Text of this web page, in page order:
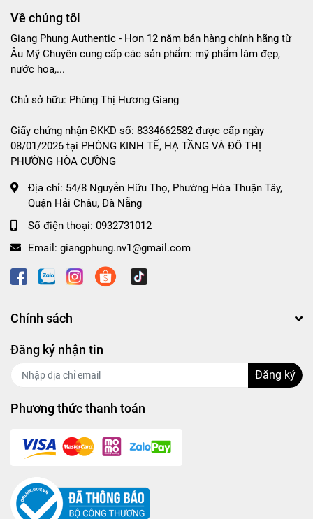
Về chúng tôi
Giang Phung Authentic - Hơn 12 năm bán hàng chính hãng từ
Âu Mỹ Chuyên cung cấp các sản phẩm: mỹ phẩm làm đẹp,
nước hoa,...
Chủ sở hữu: Phùng Thị Hương Giang
Giấy chứng nhận ĐKKD số: 8334662582 được cấp ngày
08/01/2026 tại PHÒNG KINH TẾ, HẠ TẦNG VÀ ĐÔ THỊ
PHƯỜNG HÒA CƯỜNG
Địa chỉ: 54/8 Nguyễn Hữu Thọ, Phường Hòa Thuận Tây,
Quận Hải Châu, Đà Nẵng
Số điện thoại: 0932731012
Email: giangphung.nv1@gmail.com
Chính sách
Đăng ký nhận tin
Đăng ký
Phương thức thanh toán